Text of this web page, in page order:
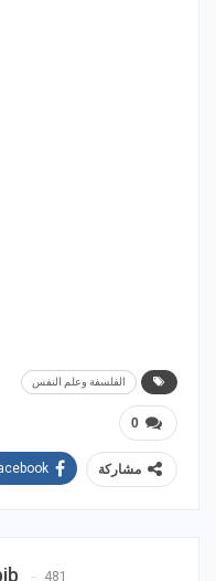
الفلسفة وعلم النفس
0
مشاركة
481 مشاركة